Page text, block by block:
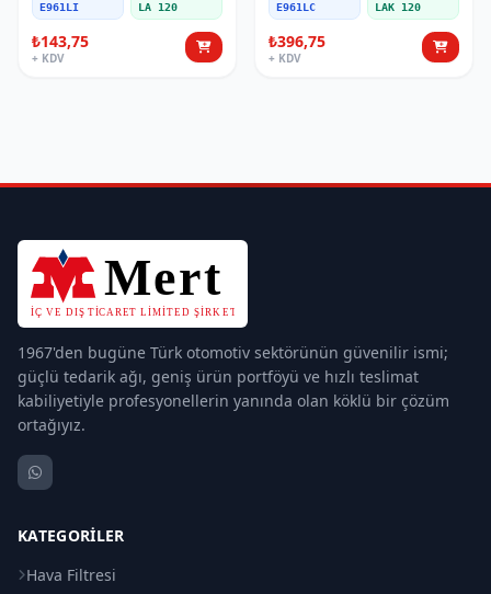
E961LI LA 120
₺143,75
+ KDV
E961LC LAK 120
₺396,75
+ KDV
1967'den bugüne Türk otomotiv sektörünün güvenilir ismi;
güçlü tedarik ağı, geniş ürün portföyü ve hızlı teslimat
kabiliyetiyle profesyonellerin yanında olan köklü bir çözüm
ortağıyız.
KATEGORILER
Hava Filtresi